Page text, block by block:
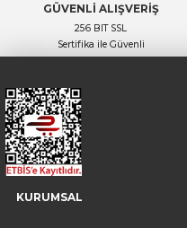
GÜVENLİ ALIŞVERİŞ
256 BIT SSL
Sertifika ile Güvenli
KURUMSAL